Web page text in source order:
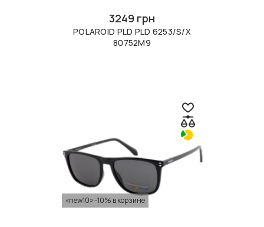
3249 грн
POLAROID PLD PLD 6253/S/X
80752M9
«new10» -10% в корзине